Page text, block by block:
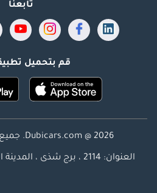
تابعنا
قم بتحميل
Dubicars.com @ 2026. جميع الحقوق محفوظة.
العنوان: 2114 ، برج شذى ، المدينة الإعلامية ، دبي ، الإمارات